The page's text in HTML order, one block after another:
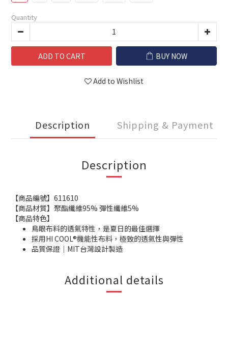
Quantity
ADD TO CART BUY NOW
Add to Wishlist
Description Shipping & Payment
Description
【商品編號】611610
【商品材質】聚酯纖維95% 彈性纖維5%
【商品特色】
鳥眼布料的透氣特性，是夏日的最佳選擇
採用HI COOL®機能性布料，極致的透氣性與彈性
品質保證｜MIT台灣設計製造
Additional details